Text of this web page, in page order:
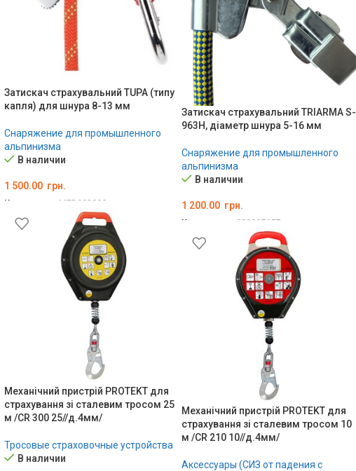
Затискач страхувальний TUPA (типу
капля) для шнура 8-13 мм
Снаряжение для промышленного
альпинизма
В наличии
1 500.00 грн.
Код товара: MED002899
В КОРЗИНУ
Затискач страхувальний TRIARMA S-
963H, діаметр шнура 5-16 мм
Снаряжение для промышленного
альпинизма
В наличии
1 200.00 грн.
Код товара: 000007657
В КОРЗИНУ
Механічний пристрій PROTEKT для
страхування зі сталевим тросом 25
м /CR 300 25//д.4мм/
Тросовые страховочные устройства
В наличии
Механічний пристрій PROTEKT для
страхування зі сталевим тросом 10
м /CR 210 10//д.4мм/
Аксессуары (СИЗ от падения с